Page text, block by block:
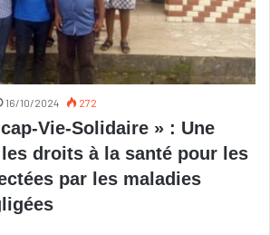
16/10/2024 272
Vie-Solidaire » : Une
droits à la santé pour les
par les maladies